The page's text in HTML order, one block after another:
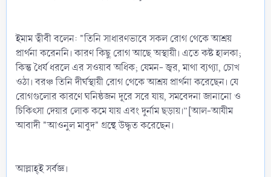
ইমাম ত্বীবী বলেন: "তিনি সাধারণভাবে সকল রোগ থেকে আশ্রয়
প্রার্থনা করেননি। কারণ কিছু রোগ আছে অস্থায়ী। এতে কষ্ট হালকা;
কিন্তু ধৈর্য ধরলে এর সওয়াব অধিক; যেমন- জ্বর, মাথা ব্যথ্যা, চোখ
ওঠা। বরঞ্চ তিনি দীর্ঘস্থায়ী রোগ থেকে আশ্রয় প্রার্থনা করেছেন। যে
রোগগুলোর কারণে ঘনিষ্ঠজন দূরে সরে যায়, সমবেদনা জানানো ও
চিকিৎসা দেয়ার লোক কমে যায় এবং দুর্নাম ছড়ায়।”[আল-আযীম
আবাদী "আওনুল মাবুদ" গ্রন্থে উদ্ধৃত করেছেন।
আল্লাহ্‌ই সর্বজ্ঞ।